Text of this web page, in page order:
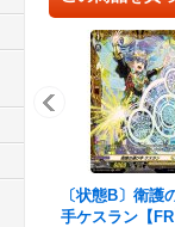
〔状態B〕衛護
手ケスラン【FR